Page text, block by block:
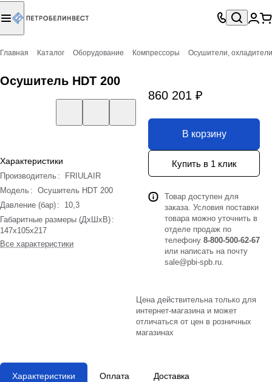
Главная Каталог Оборудование Компрессоры Осушители, охладители
Осушитель HDT 200
Характеристики
Производитель :
FRIULAIR
Модель : Осушитель HDT 200
Давление (бар) :
10,3
Габаритные размеры (ДхШхВ) :
147х105х217
Все характеристики
860 201 ₽
В корзину
Купить в 1 клик
Товар доступен для
заказа. Условия поставки
товара можно уточнить в
отделе продаж по
телефону 8-800-500-62-67
или написать на почту
sale@pbi-spb.ru.
Цена действительна только для
интернет-магазина и может
отличаться от цен в розничных
магазинах
Характеристики Оплата Доставка